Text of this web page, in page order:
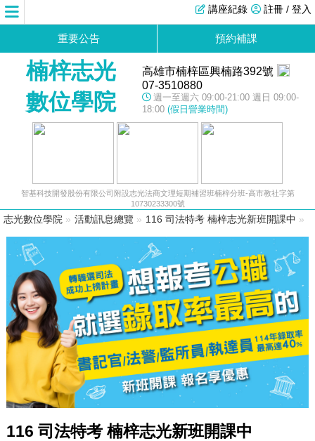
註冊 / 登入
講座紀錄
重要公告 預約補課
楠梓志光
數位學院
高雄市楠梓區興楠路392號
07-3510880
週一至週六 09:00-21:00 週日 09:00-
18:00 (假日營業時間)
智基科技開發股份有限公司附設志光法商文理短期補習班楠梓分班-高市教社字第
10730233300號
志光數位學院 » 活動訊息總覽 » 116 司法特考 楠梓志光新班開課中 »
116 司法特考 楠梓志光新班開課中